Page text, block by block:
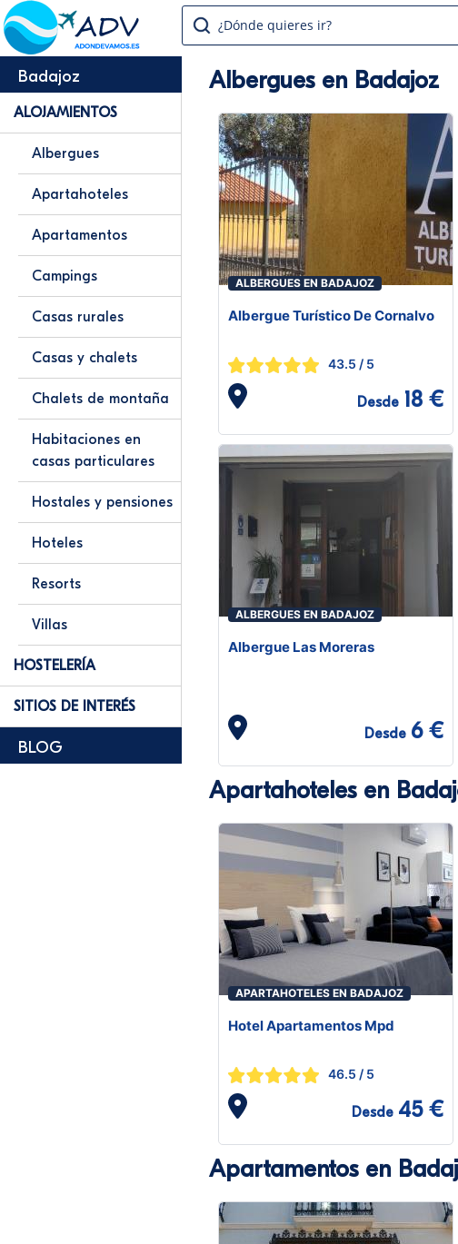
¿Dónde quieres ir?
Badajoz
ALOJAMIENTOS
Albergues
Apartahoteles
Apartamentos
Campings
Casas rurales
Casas y chalets
Chalets de montaña
Habitaciones en
casas particulares
Hostales y pensiones
Hoteles
Resorts
Villas
HOSTELERÍA
SITIOS DE INTERÉS
BLOG
Albergues en Badajoz
ALBERGUES EN BADAJOZ
Albergue Turístico De Cornalvo
43.5 / 5
Desde 18 €
ALBERGUES EN BADAJOZ
Albergue Las Moreras
Desde 6 €
Apartahoteles en
APARTAHOTELES EN BADAJOZ
Hotel Apartamentos Mpd
46.5 / 5
Desde 45 €
Apartamentos en